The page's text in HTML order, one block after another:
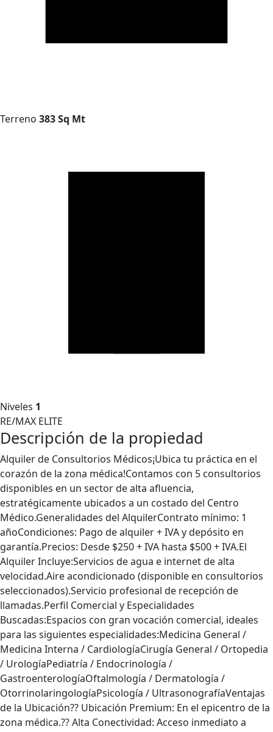
Terreno 383 Sq Mt
Niveles 1
RE/MAX ELITE
Descripción de la propiedad
Alquiler de Consultorios Médicos¡Ubica tu práctica en el
corazón de la zona médica!Contamos con 5 consultorios
disponibles en un sector de alta afluencia,
estratégicamente ubicados a un costado del Centro
Médico.Generalidades del AlquilerContrato mínimo: 1
añoCondiciones: Pago de alquiler + IVA y depósito en
garantía.Precios: Desde $250 + IVA hasta $500 + IVA.El
Alquiler Incluye:Servicios de agua e internet de alta
velocidad.Aire acondicionado (disponible en consultorios
seleccionados).Servicio profesional de recepción de
llamadas.Perfil Comercial y Especialidades
Buscadas:Espacios con gran vocación comercial, ideales
para las siguientes especialidades:Medicina General /
Medicina Interna / CardiologíaCirugía General / Ortopedia
/ UrologíaPediatría / Endocrinología /
GastroenterologíaOftalmología / Dermatología /
OtorrinolaringologíaPsicología / UltrasonografíaVentajas
de la Ubicación?? Ubicación Premium: En el epicentro de la
zona médica.?? Alta Conectividad: Acceso inmediato a